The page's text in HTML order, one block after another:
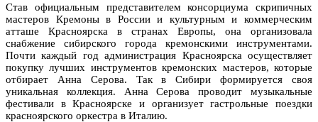
Став официальным представителем консорциума скрипичных
мастеров Кремоны в России и культурным и коммерческим
атташе Красноярска в странах Европы, она организовала
снабжение сибирского города кремонскими инструментами.
Почти каждый год администрация Красноярска осуществляет
покупку лучших инструментов кремонских мастеров, которые
отбирает Анна Серова. Так в Сибири формируется своя
уникальная коллекция. Анна Серова проводит музыкальные
фестивали в Красноярске и организует гастрольные поездки
красноярского оркестра в Италию.